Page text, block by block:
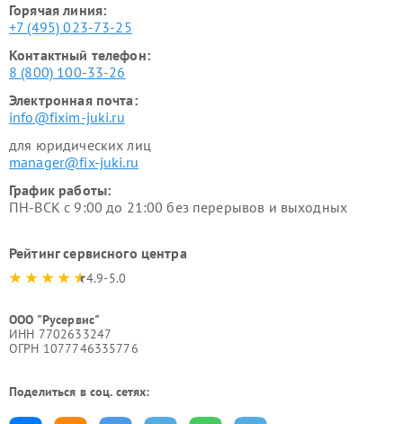
Горячая линия:
+7 (495) 023-73-25
Контактный телефон:
8 (800) 100-33-26
Электронная почта:
info@fixim-juki.ru
для юридических лиц
manager@fix-juki.ru
График работы:
ПН-ВСК с 9:00 до 21:00 без перерывов и выходных
Рейтинг сервисного центра
4.9-5.0
ООО "Русервис"
ИНН 7702633247
ОГРН 1077746335776
Поделиться в соц. сетях: